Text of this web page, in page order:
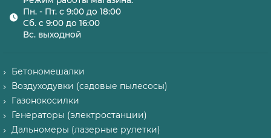
Пн. - Пт. с 9:00 до 18:00
Сб. с 9:00 до 16:00
Вс. выходной
Бетономешалки
Воздуходувки (садовые пылесосы)
Газонокосилки
Генераторы (электростанции)
Дальномеры (лазерные рулетки)